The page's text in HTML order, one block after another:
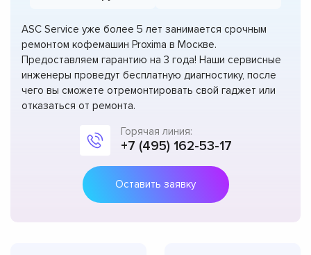
ASC Service уже более 5 лет занимается срочным
ремонтом кофемашин Proxima в Москве.
Предоставляем гарантию на 3 года! Наши сервисные
инженеры проведут бесплатную диагностику, после
чего вы сможете отремонтировать свой гаджет или
отказаться от ремонта.
Горячая линия:
+7 (495) 162-53-17
Оставить заявку